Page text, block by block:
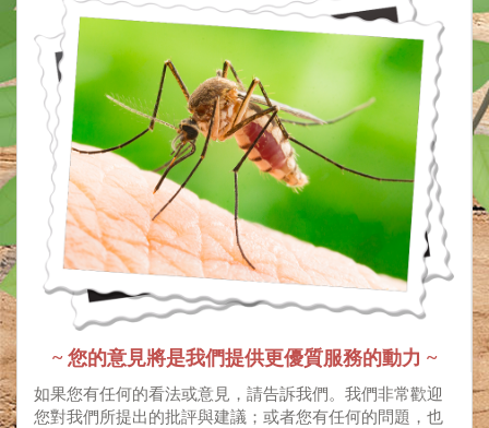
~ 您的意見將是我們提供更優質服務的動力 ~
如果您有任何的看法或意見，請告訴我們。我們非常歡迎
您對我們所提出的批評與建議；或者您有任何的問題，也